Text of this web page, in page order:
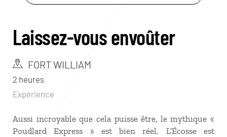
Laissez-vous envoûter
FORT WILLIAM
2 heures
Expérience
Aussi incroyable que cela puisse être, le mythique «
Poudlard Express » est bien réel. L’Écosse est